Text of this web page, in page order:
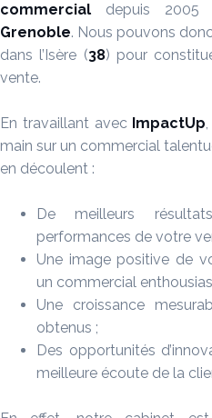
commercial depuis 2005
Grenoble. Nous pouvons
dans l’Isère (38) pour
vente.
En travaillant avec ImpactUp
main sur un commercial
en découlent :
De meilleurs
performances de votre
Une image positive de
un commercial
Une croissance
obtenus ;
Des opportunités
meilleure écoute de la